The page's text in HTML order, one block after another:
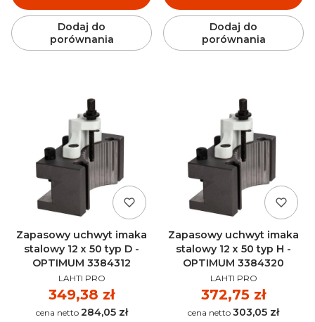
Dodaj do
porównania
Dodaj do
porównania
Zapasowy uchwyt imaka
stalowy 12 x 50 typ D -
OPTIMUM 3384312
PRODUCENT
LAHTI PRO
Cena
349,38 zł
Cena 284,05 zł
Zapasowy uchwyt imaka
stalowy 12 x 50 typ H -
OPTIMUM 3384320
PRODUCENT
LAHTI PRO
Cena
372,75 zł
Cena 303,05 zł